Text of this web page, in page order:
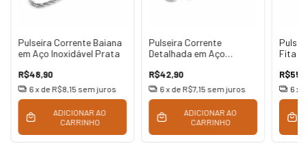
Pulseira Corrente Baiana
em Aço Inoxidável Prata
R$48,90
6x de R$8,15 sem juros
ADICIONAR AO
CARRINHO
Pulseira Corrente
Detalhada em Aço
R$42,90
6x de R$7,15 sem juros
ADICIONAR AO
CARRINHO
Fita
6 x